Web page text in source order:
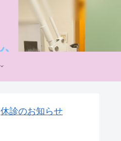
休診のお知らせ